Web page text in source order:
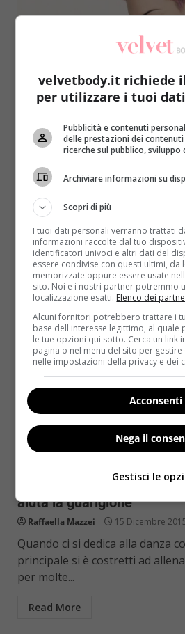
Elodie Di Patrizi: “Ecco
prepararmi a Sanremo”
Raffaella Mazzei 1 Febbraio 2017
Elodie Di Patrizi si prepara ad
Sanremo nella categoria big. Se
Read More
Notizie
ginocchio. Il sostegno di
aiuta la guarigione
Raffaella Mazzei 15 Dicembre
Quando ci si dedica alla danza
principale si è costretti ad
per molte...
Read More
velvetbody.it richiede
per utilizzare i tuoi
Pubblicità e contenuti
delle prestazioni dei contenuti
ricerche sul pubblico, sviluppo
Archiviare informazioni su
Scopri di più
I tuoi dati personali verranno trattati
informazioni raccolte dal tuo
identificatori univoci e altri dati del
essere condivise con questi ultimi, da
memorizzate oppure essere usate
sito. Noi e i nostri partner potremmo
localizzazione esatti. Elenco dei
Alcuni fornitori potrebbero trattare i
base dell'interesse legittimo, al
le tue opzioni qui sotto. Cerca un link
pagina o nel menu del sito per
nelle impostazioni della privacy e dei
Acconsenti
Nega il
Gestisci le